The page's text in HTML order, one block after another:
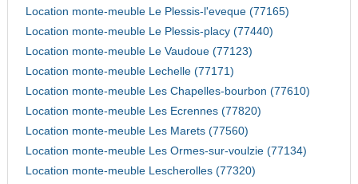
Location monte-meuble Le Plessis-l'eveque (77165)
Location monte-meuble Le Plessis-placy (77440)
Location monte-meuble Le Vaudoue (77123)
Location monte-meuble Lechelle (77171)
Location monte-meuble Les Chapelles-bourbon (77610)
Location monte-meuble Les Ecrennes (77820)
Location monte-meuble Les Marets (77560)
Location monte-meuble Les Ormes-sur-voulzie (77134)
Location monte-meuble Lescherolles (77320)